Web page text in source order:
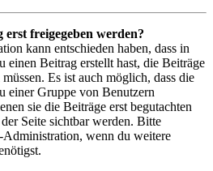
freigegeben werden?
kann entschieden haben, dass in
einen Beitrag erstellt hast, die Beiträge
Es ist auch möglich, dass die
einer Gruppe von Benutzern
sie die Beiträge erst begutachten
Seite sichtbar werden. Bitte
wenn du weitere